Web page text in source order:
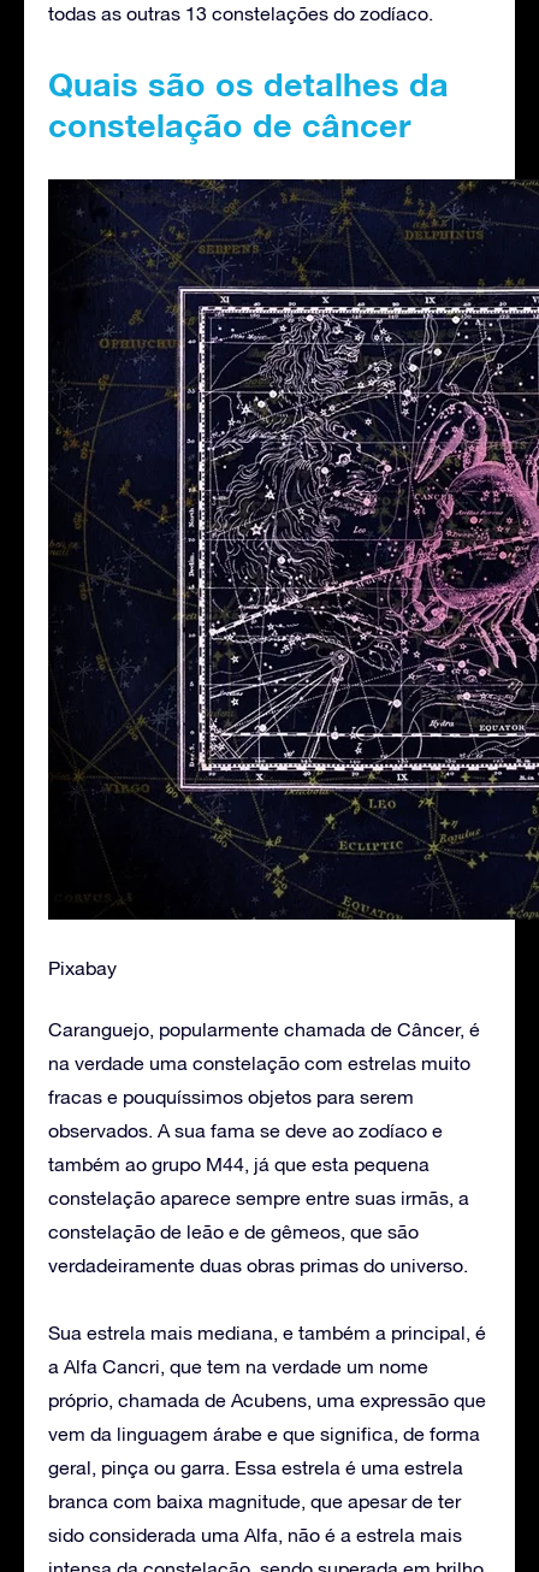
todas as outras 13 constelações do zodíaco.
Quais são os detalhes da
constelação de câncer
Pixabay
Caranguejo, popularmente chamada de Câncer, é
na verdade uma constelação com estrelas muito
fracas e pouquíssimos objetos para serem
observados. A sua fama se deve ao zodíaco e
também ao grupo M44, já que esta pequena
constelação aparece sempre entre suas irmãs, a
constelação de leão e de gêmeos, que são
verdadeiramente duas obras primas do universo.
Sua estrela mais mediana, e também a principal, é
a Alfa Cancri, que tem na verdade um nome
próprio, chamada de Acubens, uma expressão que
vem da linguagem árabe e que significa, de forma
geral, pinça ou garra. Essa estrela é uma estrela
branca com baixa magnitude, que apesar de ter
sido considerada uma Alfa, não é a estrela mais